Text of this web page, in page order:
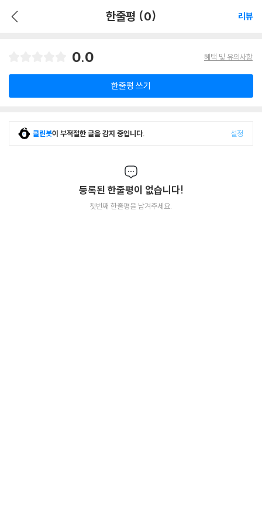
한줄평 (0) 리뷰
0.0 혜택 및 유의사항
한줄평 쓰기
클린봇이 부적절한 글을 감지 중입니다. 설정
등록된 한줄평이 없습니다!
첫번째 한줄평을 남겨주세요.